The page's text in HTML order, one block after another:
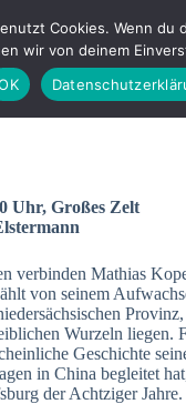
Uhr, Großes Zelt
verbinden Mathias
von seinem
Wurzeln liegen.
Geschichte
in China begleitet
der Achtziger Jahre.
Cookies. Wenn du
wir von deinem